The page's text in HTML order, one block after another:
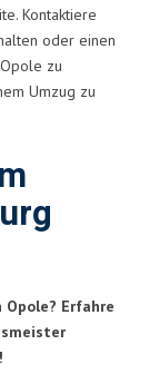
Kontaktiere
oder einen
zu
Umzug zu
Opole? Erfahre